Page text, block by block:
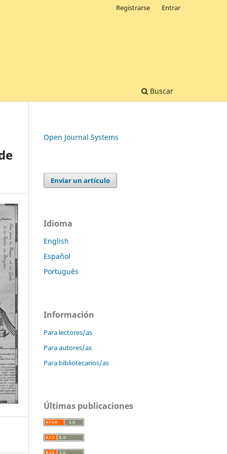
Buscar
Registrarse Entrar
Open Journal Systems
Enviar un artículo
Idioma
English
Español
Português
Información
Para lectores/as
Para autores/as
Para bibliotecarios/as
Últimas publicaciones